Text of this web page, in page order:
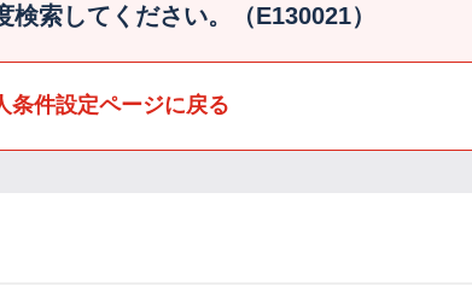
索してください。（E130021）
条件設定ページに戻る